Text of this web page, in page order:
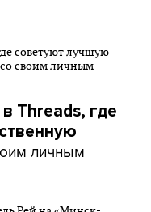
Threads, где
личным